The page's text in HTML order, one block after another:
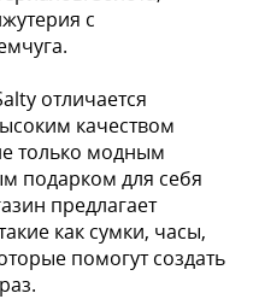
с
отличается
качеством
только модным
подарком для себя
предлагает
как сумки, часы,
помогут создать